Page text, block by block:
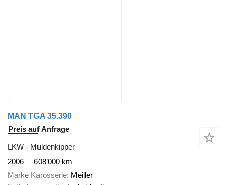
MAN TGA 35.390
Preis auf Anfrage
LKW - Muldenkipper
2006
608’000 km
Marke Karosserie Meiller